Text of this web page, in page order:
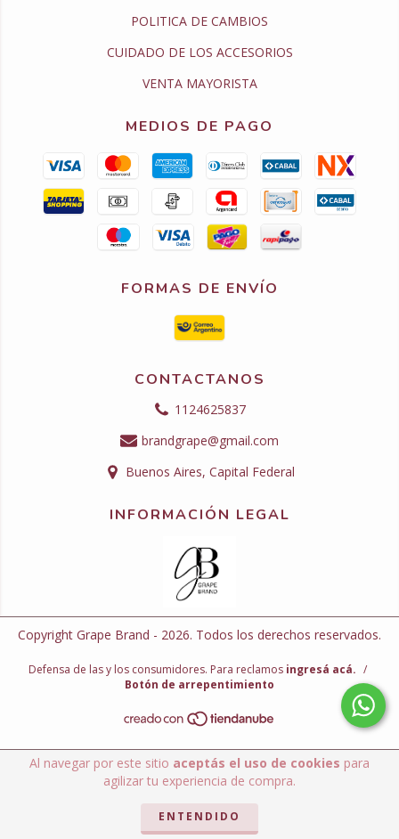
Al navegar por este sitio aceptás el uso de cookies para
agilizar tu experiencia de compra.
ENTENDIDO
POLITICA DE CAMBIOS
CUIDADO DE LOS ACCESORIOS
VENTA MAYORISTA
MEDIOS DE PAGO
FORMAS DE ENVÍO
CONTACTANOS
1124625837
brandgrape@gmail.com
Buenos Aires, Capital Federal
INFORMACIÓN LEGAL
Copyright Grape Brand - 2026. Todos los derechos reservados.
Defensa de las y los consumidores. Para reclamos ingresá acá. /
Botón de arrepentimiento